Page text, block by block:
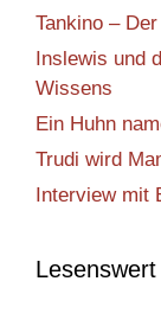
Tankino –
Inslewis und
Wissens
Ein Huhn
Trudi wird
Interview mit
Lesenswert